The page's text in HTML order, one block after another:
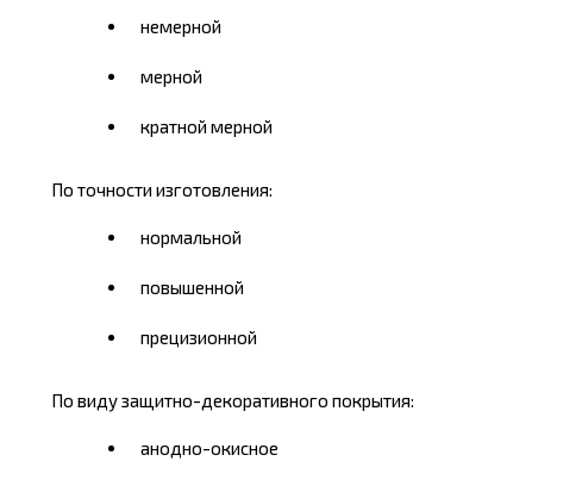
немерной
мерной
кратной мерной
По точности изготовления:
нормальной
повышенной
прецизионной
По виду защитно-декоративного покрытия:
анодно-окисное